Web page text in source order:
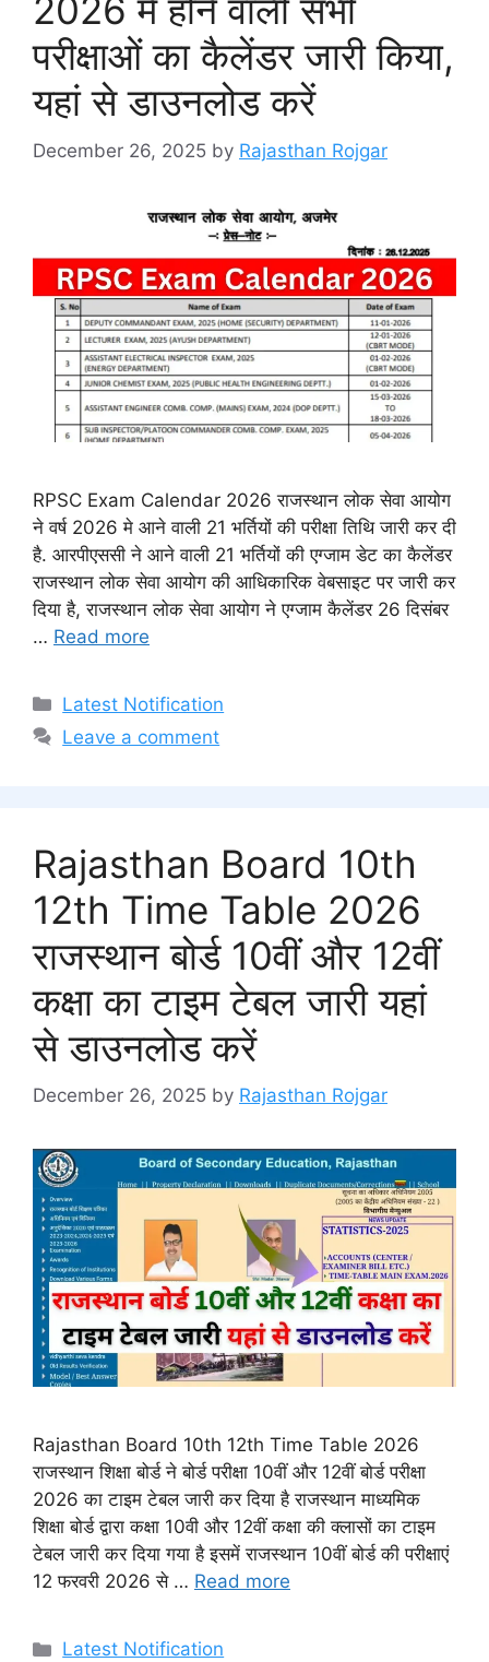
2026 में होने वाली सभी
परीक्षाओं का कैलेंडर जारी किया,
यहां से डाउनलोड करें
December 26, 2025 by Rajasthan Rojgar
RPSC Exam Calendar 2026 राजस्थान लोक सेवा आयोग
ने वर्ष 2026 मे आने वाली 21 भर्तियों की परीक्षा तिथि जारी कर दी
है. आरपीएससी ने आने वाली 21 भर्तियों की एग्जाम डेट का कैलेंडर
राजस्थान लोक सेवा आयोग की आधिकारिक वेबसाइट पर जारी कर
दिया है, राजस्थान लोक सेवा आयोग ने एग्जाम कैलेंडर 26 दिसंबर
… Read more
Categories
Latest Notification
Leave a comment
Rajasthan Board 10th
12th Time Table 2026
राजस्थान बोर्ड 10वीं और 12वीं
कक्षा का टाइम टेबल जारी यहां
से डाउनलोड करें
December 26, 2025 by Rajasthan Rojgar
Rajasthan Board 10th 12th Time Table 2026
राजस्थान शिक्षा बोर्ड ने बोर्ड परीक्षा 10वीं और 12वीं बोर्ड परीक्षा
2026 का टाइम टेबल जारी कर दिया है राजस्थान माध्यमिक
शिक्षा बोर्ड द्वारा कक्षा 10वी और 12वीं कक्षा की क्लासों का टाइम
टेबल जारी कर दिया गया है इसमें राजस्थान 10वीं बोर्ड की परीक्षाएं
12 फरवरी 2026 से … Read more
Categories
Latest Notification